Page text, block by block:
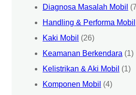
Diagnosa Masalah Mobil
Handling & Performa Mobil
Kaki Mobil (26)
Keamanan Berkendara (1)
Kelistrikan & Aki Mobil (1)
Komponen Mobil (4)